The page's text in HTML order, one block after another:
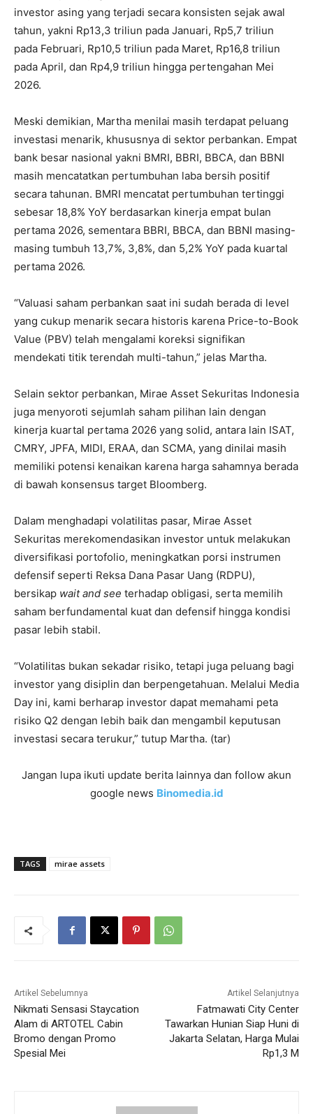
investor asing yang terjadi secara konsisten sejak awal
tahun, yakni Rp13,3 triliun pada Januari, Rp5,7 triliun
pada Februari, Rp10,5 triliun pada Maret, Rp16,8 triliun
pada April, dan Rp4,9 triliun hingga pertengahan Mei
2026.
Meski demikian, Martha menilai masih terdapat peluang
investasi menarik, khususnya di sektor perbankan. Empat
bank besar nasional yakni BMRI, BBRI, BBCA, dan BBNI
masih mencatatkan pertumbuhan laba bersih positif
secara tahunan. BMRI mencatat pertumbuhan tertinggi
sebesar 18,8% YoY berdasarkan kinerja empat bulan
pertama 2026, sementara BBRI, BBCA, dan BBNI masing-
masing tumbuh 13,7%, 3,8%, dan 5,2% YoY pada kuartal
pertama 2026.
“Valuasi saham perbankan saat ini sudah berada di level
yang cukup menarik secara historis karena Price-to-Book
Value (PBV) telah mengalami koreksi signifikan
mendekati titik terendah multi-tahun,” jelas Martha.
Selain sektor perbankan, Mirae Asset Sekuritas Indonesia
juga menyoroti sejumlah saham pilihan lain dengan
kinerja kuartal pertama 2026 yang solid, antara lain ISAT,
CMRY, JPFA, MIDI, ERAA, dan SCMA, yang dinilai masih
memiliki potensi kenaikan karena harga sahamnya berada
di bawah konsensus target Bloomberg.
Dalam menghadapi volatilitas pasar, Mirae Asset
Sekuritas merekomendasikan investor untuk melakukan
diversifikasi portofolio, meningkatkan porsi instrumen
defensif seperti Reksa Dana Pasar Uang (RDPU),
bersikap wait and see terhadap obligasi, serta memilih
saham berfundamental kuat dan defensif hingga kondisi
pasar lebih stabil.
“Volatilitas bukan sekadar risiko, tetapi juga peluang bagi
investor yang disiplin dan berpengetahuan. Melalui Media
Day ini, kami berharap investor dapat memahami peta
risiko Q2 dengan lebih baik dan mengambil keputusan
investasi secara terukur,” tutup Martha. (tar)
Jangan lupa ikuti update berita lainnya dan follow akun
google news Binomedia.id
TAGS mirae assets
Artikel Sebelumnya
Nikmati Sensasi Staycation
Alam di ARTOTEL Cabin
Bromo dengan Promo
Spesial Mei
Artikel Selanjutnya
Fatmawati City Center
Tawarkan Hunian Siap Huni di
Jakarta Selatan, Harga Mulai
Rp1,3 M